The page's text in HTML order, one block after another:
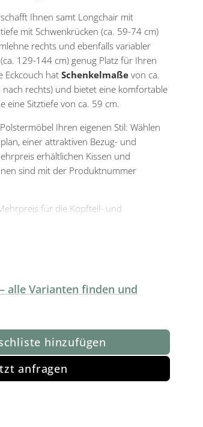
Ihnen samt Longchair mit
mit Schwenkrücken (ca. 59-74 cm)
rechts und ebenfalls variabler
129-144 cm) genug Platz für Ihren
Eckcouch hatSchenkelmaßevon ca.
nach rechts) und bietet eine komfortable
eine Sitztiefe von ca. 59 cm.
Ihren eigenen Stil: Wählen
einer attraktiven Bezug- und
erhältlichen Kissen und
sind mit der Produktnummer
für die Kopfteil- und
alle Varianten finden und
hinzufügen
anfragen